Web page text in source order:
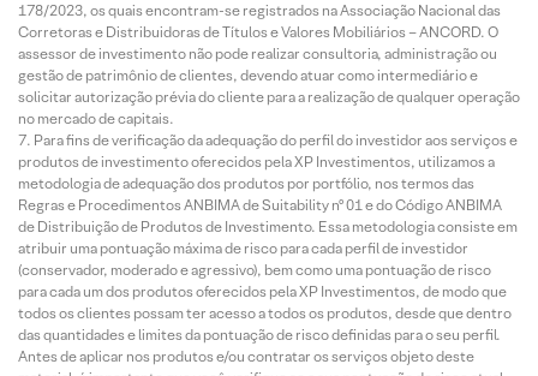
178/2023, os quais encontram-se registrados na Associação Nacional das
Corretoras e Distribuidoras de Títulos e Valores Mobiliários – ANCORD. O
assessor de investimento não pode realizar consultoria, administração ou
gestão de patrimônio de clientes, devendo atuar como intermediário e
solicitar autorização prévia do cliente para a realização de qualquer operação
no mercado de capitais.
Para fins de verificação da adequação do perfil do investidor aos serviços e
produtos de investimento oferecidos pela XP Investimentos, utilizamos a
metodologia de adequação dos produtos por portfólio, nos termos das
Regras e Procedimentos ANBIMA de Suitability nº 01 e do Código ANBIMA
de Distribuição de Produtos de Investimento. Essa metodologia consiste em
atribuir uma pontuação máxima de risco para cada perfil de investidor
(conservador, moderado e agressivo), bem como uma pontuação de risco
para cada um dos produtos oferecidos pela XP Investimentos, de modo que
todos os clientes possam ter acesso a todos os produtos, desde que dentro
das quantidades e limites da pontuação de risco definidas para o seu perfil.
Antes de aplicar nos produtos e/ou contratar os serviços objeto deste